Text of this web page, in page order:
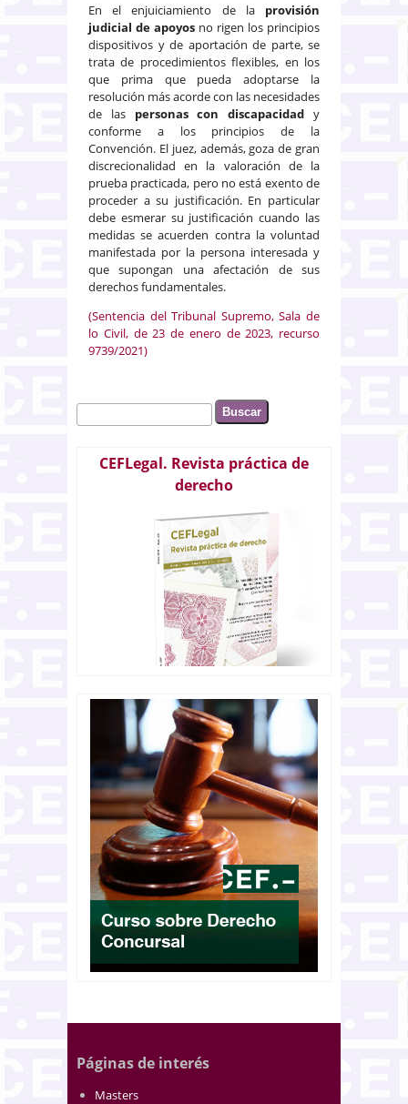
En el enjuiciamiento de la provisión
judicial de apoyos no rigen los principios
dispositivos y de aportación de parte, se
trata de procedimientos flexibles, en los
que prima que pueda adoptarse la
resolución más acorde con las necesidades
de las personas con discapacidad y
conforme a los principios de la
Convención. El juez, además, goza de gran
discrecionalidad en la valoración de la
prueba practicada, pero no está exento de
proceder a su justificación. En particular
debe esmerar su justificación cuando las
medidas se acuerden contra la voluntad
manifestada por la persona interesada y
que supongan una afectación de sus
derechos fundamentales.
(Sentencia del Tribunal Supremo, Sala de
lo Civil, de 23 de enero de 2023, recurso
9739/2021)
Formulario de búsqueda
Buscar
CEFLegal. Revista práctica de
derecho
Páginas de interés
Masters